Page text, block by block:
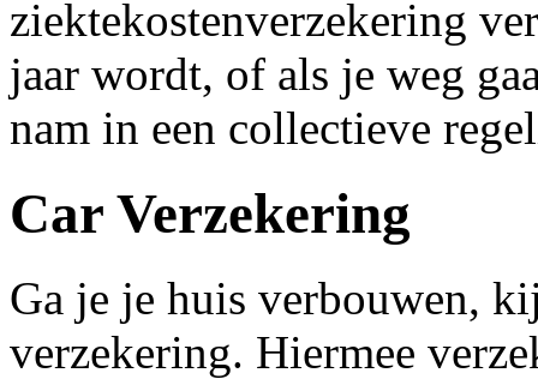
ziektekostenverzekering
jaar wordt, of als je weg
nam in een collectieve
Car Verzekering
Ga je je huis verbouwen,
verzekering. Hiermee